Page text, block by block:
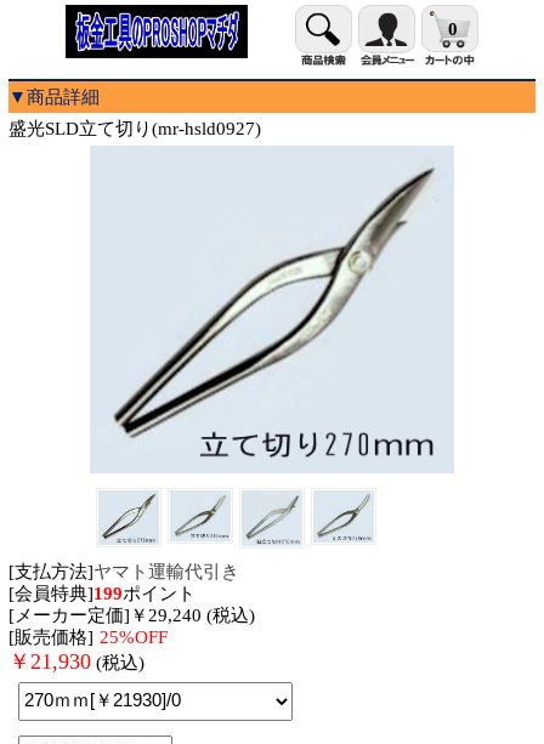
0
▼商品詳細
盛光SLD立て切り(mr-hsld0927)
[支払方法]ヤマト運輸代引き
[会員特典]199ポイント
[メーカー定価]￥29,240 (税込)
[販売価格] 25%OFF
￥ 21,930 (税込)